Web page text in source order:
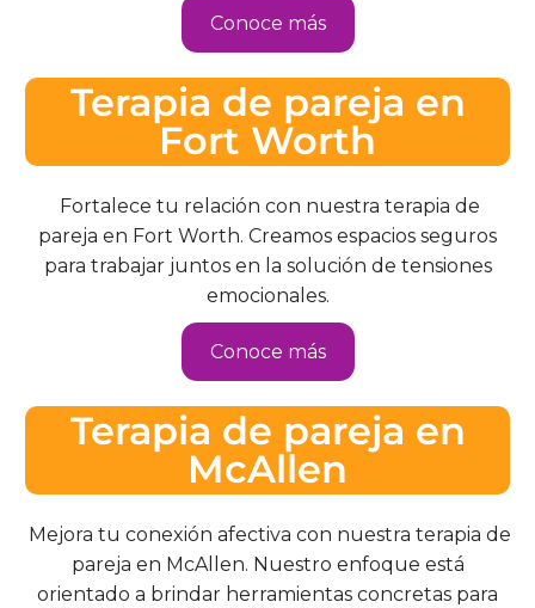
Conoce más
Terapia de pareja en
Fort Worth
Fortalece tu relación con nuestra terapia de
pareja en Fort Worth. Creamos espacios seguros
para trabajar juntos en la solución de tensiones
emocionales.
Conoce más
Terapia de pareja en
McAllen
Mejora tu conexión afectiva con nuestra terapia de
pareja en McAllen. Nuestro enfoque está
orientado a brindar herramientas concretas para